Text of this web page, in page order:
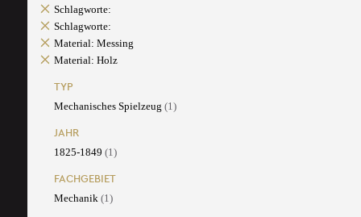
Schlagworte:
Schlagworte:
Material: Messing
Material: Holz
TYP
Mechanisches Spielzeug (1)
JAHR
1825-1849 (1)
FACHGEBIET
Mechanik (1)